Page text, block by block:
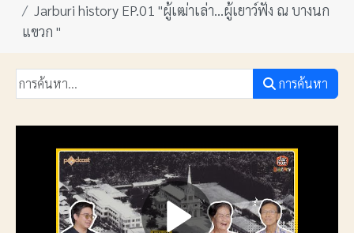
Jarburi history EP.01 "ผู้เฒ่าเล่า...ผู้เยาว์ฟัง ณ บางนก
แขวก "
การค้นหา